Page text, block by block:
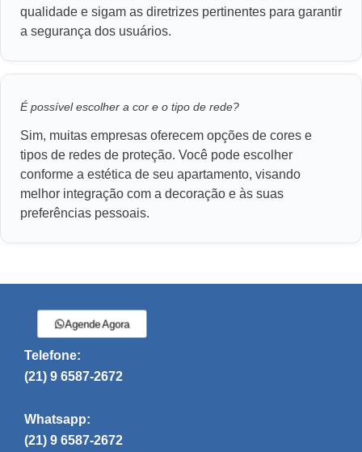
qualidade e sigam as diretrizes pertinentes para garantir
a segurança dos usuários.
É possível escolher a cor e o tipo de rede?
Sim, muitas empresas oferecem opções de cores e
tipos de redes de proteção. Você pode escolher
conforme a estética de seu apartamento, visando
melhor integração com a decoração e às suas
preferências pessoais.
Agende Agora
Telefone:
(21) 9 6587-2672
Whatsapp:
(21) 9 6587-2672